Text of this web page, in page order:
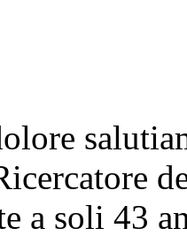
a soli 43